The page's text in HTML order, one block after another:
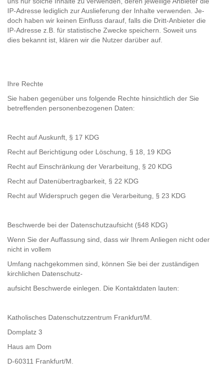
IP-​Adres­se le­dig­lich zur Aus­lie­fe­rung der In­hal­te ver­wen­den. Je­
doch haben wir kei­nen Ein­fluss dar­auf, falls die Dritt-​​An­bie­ter die
IP-​Adres­se z.B. für sta­tis­ti­sche Zwe­cke spei­chern. So­weit uns
dies be­kannt ist, klä­ren wir die Nut­zer dar­über auf.
Ihre Rech­te
Sie haben ge­gen­über uns fol­gen­de Rech­te hin­sicht­lich der Sie
be­tref­fen­den per­so­nen­be­zo­ge­nen Daten:
Recht auf Aus­kunft, § 17 KDG
Recht auf Be­rich­ti­gung oder Lö­schung, § 18, 19 KDG
Recht auf Ein­schrän­kung der Ver­ar­bei­tung, § 20 KDG
Recht auf Da­ten­über­trag­bar­keit, § 22 KDG
Recht auf Wi­der­spruch gegen die Ver­ar­bei­tung, § 23 KDG
Be­schwer­de bei der Da­ten­schutz­auf­sicht (§48 KDG)
Wenn Sie der Auf­fas­sung sind, dass wir Ihrem An­lie­gen nicht oder
nicht in vol­lem
Um­fang nach­ge­kom­men sind, kön­nen Sie bei der zu­stän­di­gen
kirch­li­chen Datenschutz-​​
auf­sicht Be­schwer­de ein­le­gen. Die Kon­takt­da­ten lau­ten:
Ka­tho­li­sches Da­ten­schutz­zen­trum Frank­furt/M.
Dom­platz 3
Haus am Dom
D-​60311 Frank­furt/M.